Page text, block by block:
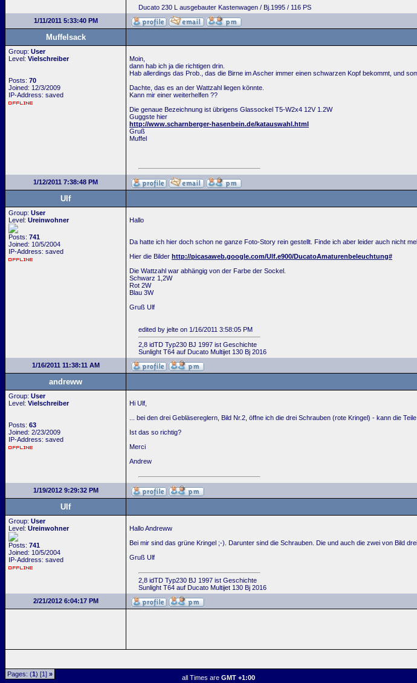
Ducato 230 L ausgebauter Kastenwagen / Bj.1995 / 116 PS
1/11/2011 5:33:40 PM
Muffelsack
Group: User
Level: Vielschreiber
Posts: 70
Joined: 12/3/2009
IP-Address: saved
Moin,
dann hab ich ja die richtigen drin.
Hab allerdings das Prob., das die Birne im Ascher immer einen schwarzen Kopf bekommt, und
Dachte, das es an der Wattzahl liegen könnte.
Kann mir einer weiterhelfen ??
Die genaue Bezeichnung ist übrigens Glassockel T5-W2x4 12V 1.2W
Guggste hier
http://www.scharnberger-hasenbein.de/katauswahl.html
Gruß
Muffel
1/12/2011 7:38:48 PM
Ulf
Group: User
Level: Ureinwohner
Posts: 741
Joined: 10/5/2004
IP-Address: saved
Hallo
Da hatte ich hier doch schon ne ganze Foto-Story rein gestellt. Finde ich aber leider auch nicht
Hier die Bilder http://picasaweb.google.com/Ulf.e900/DucatoAmaturenbeleuchtung#
Die Wattzahl war abhängig von der Farbe der Sockel.
Schwarz 1,2W
Rot 2W
Blau 3W
Gruß Ulf
edited by jelte on 1/16/2011 3:58:05 PM
2,8 idTD Typ230 BJ 1997 ist Geschichte
Sunlight T64 auf Ducato Multijet 130 Bj 2016
1/16/2011 11:38:11 AM
andreww
Group: User
Level: Vielschreiber
Posts: 63
Joined: 2/23/2009
IP-Address: saved
Hi Ulf,
... bei den drei Gebläsereglern, Bild Nr.2, öffne ich die drei Schrauben (rote Kringel) - kann die
Ist das so richtig?
Merci
Andrew
1/19/2012 9:29:32 PM
Ulf
Group: User
Level: Ureinwohner
Posts: 741
Joined: 10/5/2004
IP-Address: saved
Hallo Andreww
Bei mir sind das grüne Kringel ;-). Darunter sind die Schrauben. Die und auch die zwei von Bild
Gruß Ulf
2,8 idTD Typ230 BJ 1997 ist Geschichte
Sunlight T64 auf Ducato Multijet 130 Bj 2016
2/21/2012 6:04:17 PM
Pages: (1) [1] » all Times are GMT +1:00